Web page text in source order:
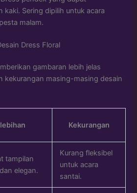
kaki. Sering dipilih untuk acara
malam.
Dress Floral
gambaran lebih jelas
kekurangan masing-masing desain
Kekurangan
tampilan
elegan.
Kurang fleksibel
untuk acara
santai.